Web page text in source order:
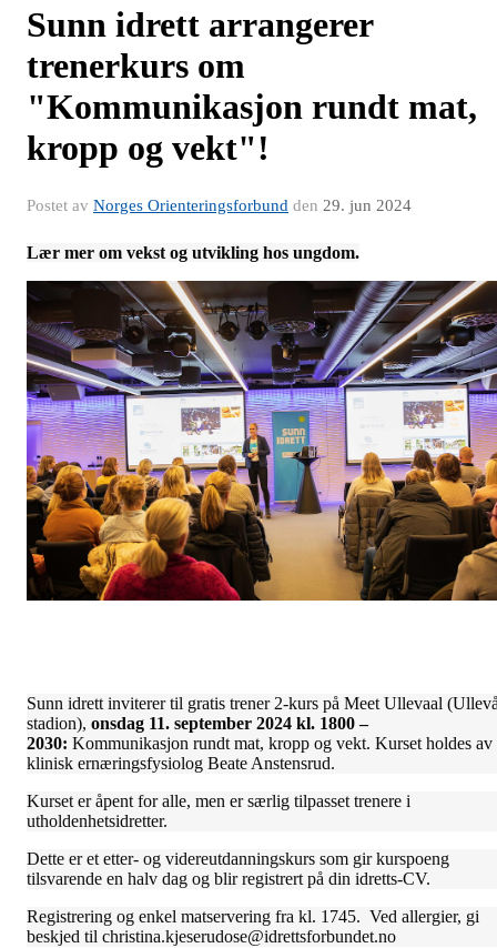
Sunn idrett arrangerer
trenerkurs om
"Kommunikasjon rundt mat,
kropp og vekt"!
Postet av Norges Orienteringsforbund den 29. jun 2024
Lær mer om vekst og utvikling hos ungdom.
Sunn idrett inviterer til gratis trener 2-kurs på Meet Ullevaal
stadion), onsdag 11. september 2024 kl. 1800 –
2030: Kommunikasjon rundt mat, kropp og vekt. Kurset holdes av
klinisk ernæringsfysiolog Beate Anstensrud.
Kurset er åpent for alle, men er særlig tilpasset trenere i
utholdenhetsidretter.
Dette er et etter- og videreutdanningskurs som gir kurspoeng
tilsvarende en halv dag og blir registrert på din idretts-CV.
Registrering og enkel matservering fra kl. 1745. Ved allergier, gi
beskjed til christina.kjeserudose@idrettsforbundet.no